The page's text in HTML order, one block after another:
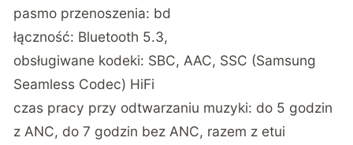
pasmo przenoszenia: bd
łączność: Bluetooth 5.3,
obsługiwane kodeki: SBC, AAC, SSC (Samsung
Seamless Codec) HiFi
czas pracy przy odtwarzaniu muzyki: do 5 godzin
z ANC, do 7 godzin bez ANC, razem z etui